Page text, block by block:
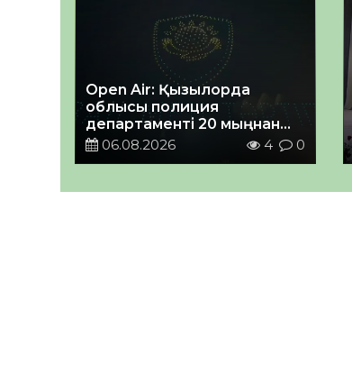
Open Air: Қызылорда
облысы полиция
департаменті 20 мыңнан
астам көрерменнің
06.08.2026 4 0